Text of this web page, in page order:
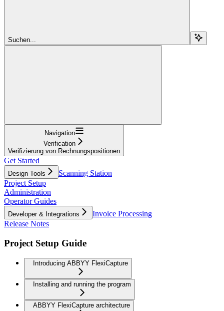
Suchen...
Navigation
Verification
Verifizierung von Rechnungspositionen
Get Started
Design Tools
Scanning Station
Project Setup
Administration
Operator Guides
Developer & Integrations
Invoice Processing
Release Notes
Project Setup Guide
Introducing ABBYY FlexiCapture
Installing and running the program
ABBYY FlexiCapture architecture